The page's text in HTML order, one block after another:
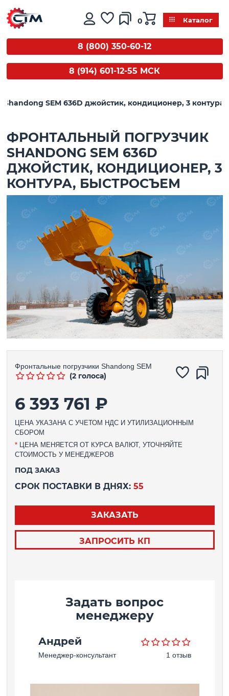
0 Каталог
8 (800) 350-60-12
8 (914) 601-12-55 МСК
SEM 636D джойстик, кондиционер, 3 контура,
ФРОНТАЛЬНЫЙ ПОГРУЗЧИК
SHANDONG SEM 636D
ДЖОЙСТИК, КОНДИЦИОНЕР, 3
КОНТУРА, БЫСТРОСЪЕМ
Фронтальные погрузчики Shandong SEM
(2 голоса)
6 393 761 ₽
ЦЕНА УКАЗАНА С УЧЕТОМ НДС И УТИЛИЗАЦИОННЫМ
СБОРОМ
*ЦЕНА МЕНЯЕТСЯ ОТ КУРСА ВАЛЮТ, УТОЧНЯЙТЕ
СТОИМОСТЬ У МЕНЕДЖЕРОВ
ПОД ЗАКАЗ
СРОК ПОСТАВКИ В ДНЯХ: 55
ЗАКАЗАТЬ
ЗАПРОСИТЬ КП
Задать вопрос
менеджеру
Андрей
Менеджер-консультант 1 отзыв